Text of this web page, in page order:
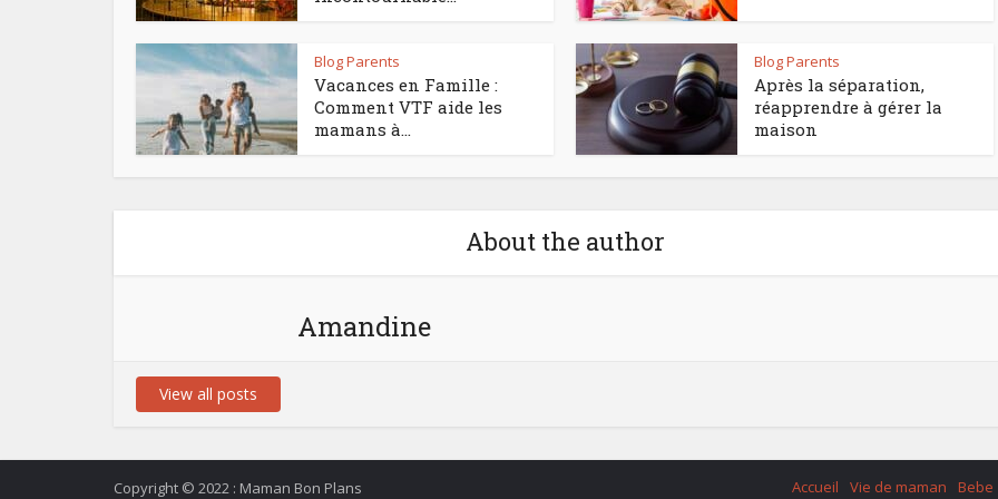
Blog Parents
Vacances en Famille :
Comment VTF aide les
mamans à...
Blog Parents
Après la séparation,
réapprendre à gérer la
maison
About the author
Amandine
View all posts
Copyright © 2022 : Maman Bon Plans Accueil Vie de maman Bebe